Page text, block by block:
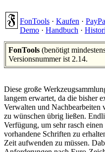
FonTools · Kaufen ·
Demo · Handbuch ·
FonTools (benötigt
Versionsnummer ist 2.14.
Diese große
langem erwartet, da die bisher
Verwalten und Nachbearbeiten
zu wünschen übrig ließen.
Verfügung, um sehr rasch
vorhandene Schriften zu
Zeit aufwenden zu müssen.